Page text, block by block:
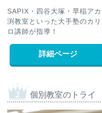
SAPIX・四谷大塚・早稲ア
渕教室といった大手塾のカ
ロ講師が指導！
詳細ページ
個別教室のトライ